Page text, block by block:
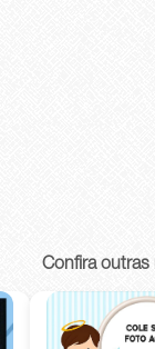
Confira outras